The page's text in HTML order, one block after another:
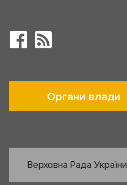
Органи влади
Верховна Рада України